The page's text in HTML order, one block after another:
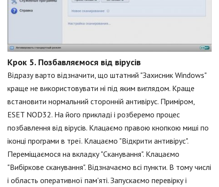
Крок 5. Позбавляємося від вірусів
Відразу варто відзначити, що штатний "Захисник Windows"
краще не використовувати ні під яким виглядом. Краще
встановити нормальний сторонній антивірус. Приміром,
ESET NOD32. На його прикладі і розберемо процес
позбавлення від вірусів. Клацаємо правою кнопкою миші по
іконці програми в треї. Клацаємо "Відкрити антивірус".
Переміщаємося на вкладку "Сканування". Клацаємо
"Вибіркове сканування". Відзначаємо всі пункти. В тому числі
і область оперативної пам'яті. Запускаємо перевірку і